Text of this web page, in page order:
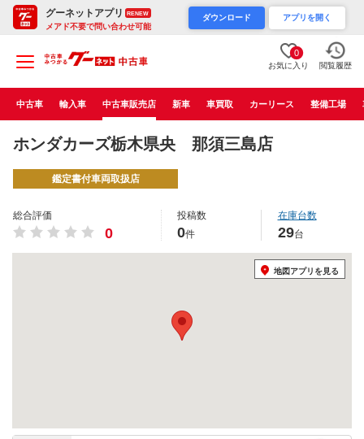
グーネットアプリ RENEW
メアド不要で問い合わせ可能
ダウンロード アプリを開く
0
お気に入り 閲覧履歴
中古車 輸入車 中古車販売店 新車 車買取 カーリース 整備工場
ホンダカーズ栃木県央 那須三島店
鑑定書付車両取扱店
総合評価
0
投稿数
0件
在庫台数
29台
地図アプリを見る